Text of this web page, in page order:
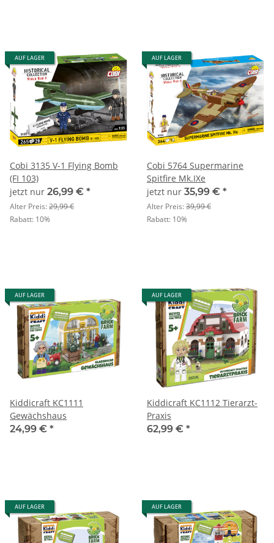
AUF LAGER
Cobi 3135 V-1 Flying Bomb
(FI 103)
jetzt nur 26,99 € *
Alter Preis:29,99 €
Rabatt: 10%
AUF LAGER
Cobi 5764 Supermarine
Spitfire Mk.IXe
jetzt nur 35,99 € *
Alter Preis:39,99 €
Rabatt: 10%
AUF LAGER
Kiddicraft KC1111
Gewächshaus
24,99 € *
AUF LAGER
Kiddicraft KC1112 Tierarzt-
Praxis
62,99 € *
AUF LAGER AUF LAGER